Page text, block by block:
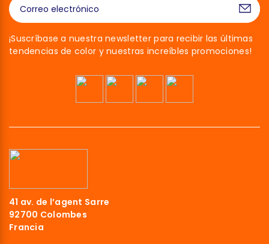
¡Suscríbase a nuestra newsletter para recibir las últimas
tendencias de color y nuestras increíbles promociones!
41 av. de l’agent Sarre
92700 Colombes
Francia